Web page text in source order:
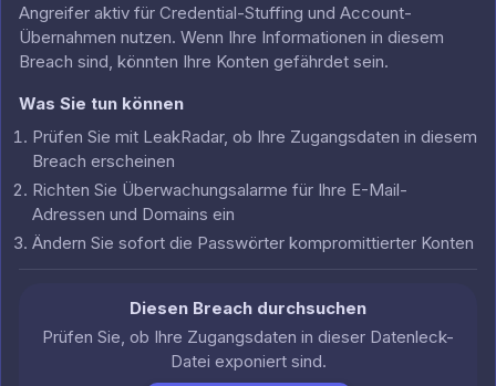
Angreifer aktiv für Credential-Stuffing und Account-
Übernahmen nutzen. Wenn Ihre Informationen in diesem
Breach sind, könnten Ihre Konten gefährdet sein.
Was Sie tun können
Prüfen Sie mit LeakRadar, ob Ihre Zugangsdaten in diesem
Breach erscheinen
Richten Sie Überwachungsalarme für Ihre E-Mail-
Adressen und Domains ein
Ändern Sie sofort die Passwörter kompromittierter Konten
Diesen Breach durchsuchen
Prüfen Sie, ob Ihre Zugangsdaten in dieser Datenleck-
Datei exponiert sind.